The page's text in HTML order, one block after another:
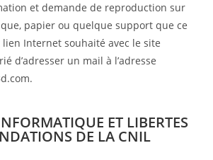
et demande de reproduction sur
papier ou quelque support que ce
Internet souhaité avec le site
d’adresser un mail à l’adresse
ET LIBERTES
DE LA CNIL